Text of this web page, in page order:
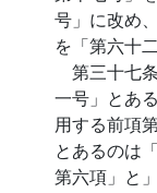
号」に改め
を「第六十
第三十七
一号」とあ
用する前項
とあるのは
第六項」と